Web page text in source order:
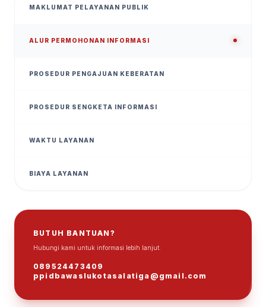
MAKLUMAT PELAYANAN PUBLIK
ALUR PERMOHONAN INFORMASI
PROSEDUR PENGAJUAN KEBERATAN
PROSEDUR SENGKETA INFORMASI
WAKTU LAYANAN
BIAYA LAYANAN
BUTUH BANTUAN?
Hubungi kami untuk informasi lebih lanjut.
089524473409
ppidbawaslukotasalatiga@gmail.com